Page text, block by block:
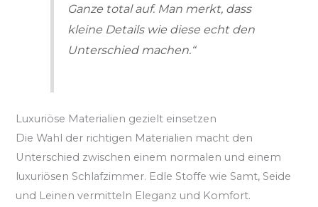
Ganze total auf. Man merkt, dass
kleine Details wie diese echt den
Unterschied machen.“
Luxuriöse Materialien gezielt einsetzen
Die Wahl der richtigen Materialien macht den
Unterschied zwischen einem normalen und einem
luxuriösen Schlafzimmer. Edle Stoffe wie Samt, Seide
und Leinen vermitteln Eleganz und Komfort.